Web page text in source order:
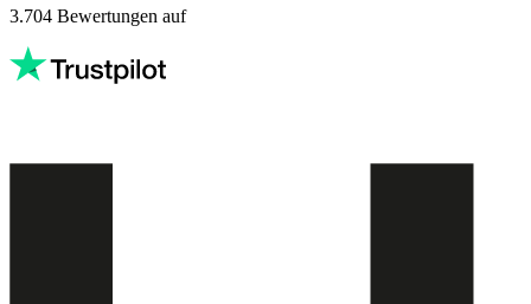
3.704 Bewertungen auf